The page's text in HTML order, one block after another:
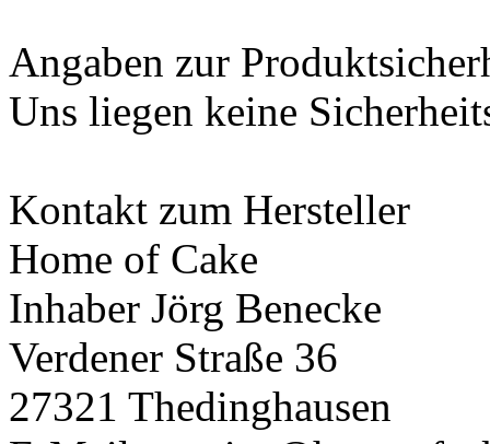
Angaben zur
Uns liegen keine
Kontakt zum Hersteller
Home of Cake
Inhaber Jörg Benecke
Verdener Straße 36
27321 Thedinghausen